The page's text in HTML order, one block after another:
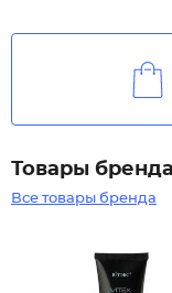
Товары
Все товары бренда